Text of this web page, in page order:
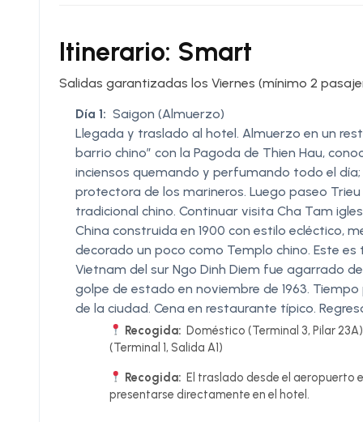
Itinerario: Smart
Salidas garantizadas los Viernes (mínimo 2
Día 1: Saigon (Almuerzo)
Llegada y traslado al hotel. Almuerzo en un
barrio chino” con la Pagoda de Thien Hau,
inciensos quemando y perfumando todo el
protectora de los marineros. Luego paseo
tradicional chino. Continuar visita Cha Tam
China construida en 1900 con estilo ecléctico,
decorado un poco como Templo chino. Este
Vietnam del sur Ngo Dinh Diem fue agarrado
golpe de estado en noviembre de 1963.
de la ciudad. Cena en restaurante típico.
Recogida: Doméstico (Terminal 3, Pilar
(Terminal 1, Salida A1)
Recogida: El traslado desde el aeropuerto
presentarse directamente en el hotel.